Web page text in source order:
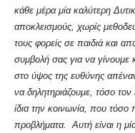
κάθε μέρα μία καλύτερη
αποκλεισμούς, χωρίς
τους φορείς σε παιδιά και
συμβολή σας για να γίνουμε
στο ύψος της ευθύνης
να δηλητηριάζουμε, τόσο
ίδια την κοινωνία, που τόσο
προβλήματα. Αυτή είναι η